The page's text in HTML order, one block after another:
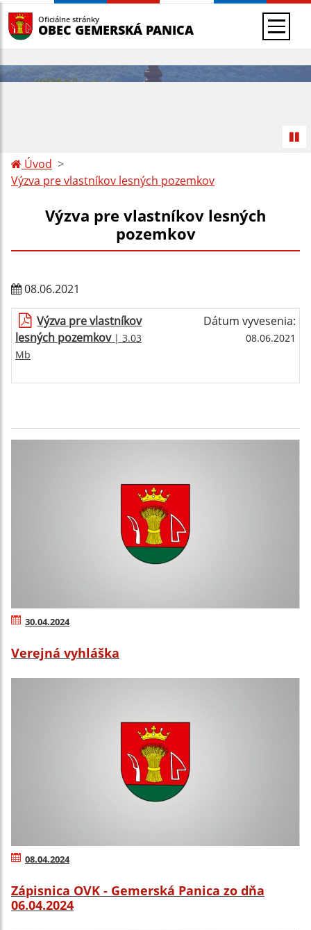
Oficiálne stránky
OBEC GEMERSKÁ PANICA
Úvod
Výzva pre vlastníkov lesných pozemkov
Výzva pre vlastníkov lesných
pozemkov
08.06.2021
Výzva pre vlastníkov
lesných pozemkov| 3.03
Mb
Dátum vyvesenia:
08.06.2021
30.04.2024
Verejná vyhláška
08.04.2024
Zápisnica OVK - Gemerská Panica zo dňa
06.04.2024